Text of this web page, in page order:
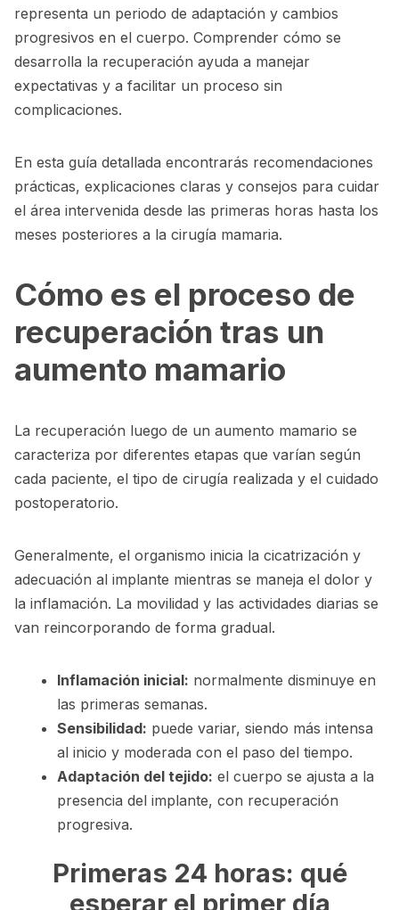
representa un periodo de adaptación y cambios
progresivos en el cuerpo. Comprender cómo se
desarrolla la recuperación ayuda a manejar
expectativas y a facilitar un proceso sin
complicaciones.
En esta guía detallada encontrarás recomendaciones
prácticas, explicaciones claras y consejos para cuidar
el área intervenida desde las primeras horas hasta los
meses posteriores a la cirugía mamaria.
Cómo es el proceso de
recuperación tras un
aumento mamario
La recuperación luego de un aumento mamario se
caracteriza por diferentes etapas que varían según
cada paciente, el tipo de cirugía realizada y el cuidado
postoperatorio.
Generalmente, el organismo inicia la cicatrización y
adecuación al implante mientras se maneja el dolor y
la inflamación. La movilidad y las actividades diarias se
van reincorporando de forma gradual.
Inflamación inicial: normalmente disminuye en
las primeras semanas.
Sensibilidad: puede variar, siendo más intensa
al inicio y moderada con el paso del tiempo.
Adaptación del tejido: el cuerpo se ajusta a la
presencia del implante, con recuperación
progresiva.
Primeras 24 horas: qué
esperar el primer día